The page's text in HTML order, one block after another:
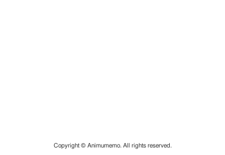
Copyright © Animumemo. All rights reserved.